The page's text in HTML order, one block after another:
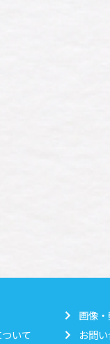
いて
画像
お問